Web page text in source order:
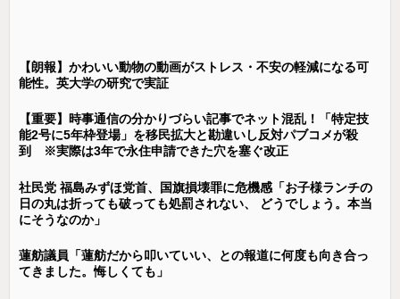
【朗報】かわいい動物の動画がストレス・不安の軽減になる可
能性。英大学の研究で実証
【重要】時事通信の分かりづらい記事でネット混乱！「特定技
能2号に5年枠登場」を移民拡大と勘違いし反対パブコメが殺
到 ※実際は3年で永住申請できた穴を塞ぐ改正
社民党 福島みずほ党首、国旗損壊罪に危機感「お子様ランチの
日の丸は折っても破っても処罰されない、 どうでしょう。本当
にそうなのか」
蓮舫議員「蓮舫だから叩いていい、との報道に何度も向き合っ
てきました。悔しくても」